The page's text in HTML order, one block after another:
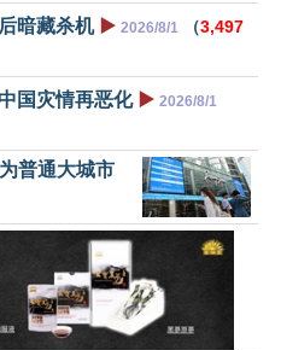
暗藏杀机 ▶️ 2026/8/1 （3,497
国灾情再恶化 ▶️ 2026/8/1
普通大城市